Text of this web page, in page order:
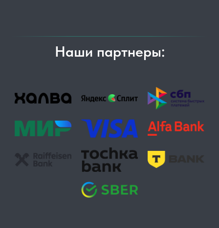
Наши партнеры: